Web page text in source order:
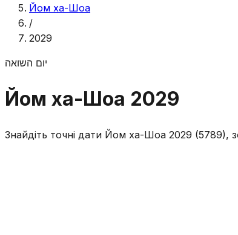
Йом ха-Шоа
/
2029
יום השואה
Йом ха-Шоа 2029
Знайдіть точні дати Йом ха-Шоа 2029 (5789),